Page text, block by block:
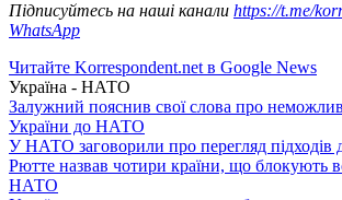
Підписуйтесь на наші канали https://t.me/
WhatsApp
Читайте Korrespondent.net в Google News
Україна - НАТО
Залужний пояснив свої слова про
України до НАТО
У НАТО заговорили про перегляд підходів
Рютте назвав чотири країни, що блокують
НАТО